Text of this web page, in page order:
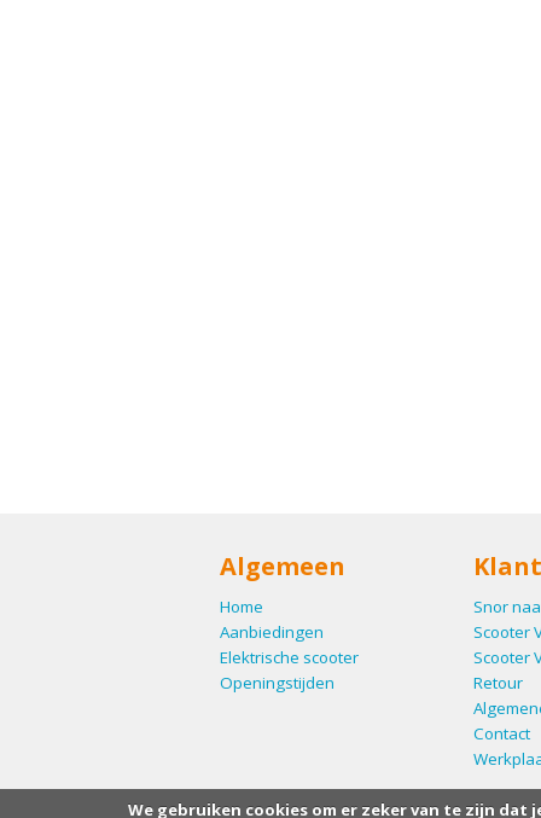
Algemeen
Home
Aanbiedingen
Elektrische scooter
Openingstijden
Snor
Scooter
Scooter
Retour
Contact
We gebruiken cookies om er zeker van te zijn